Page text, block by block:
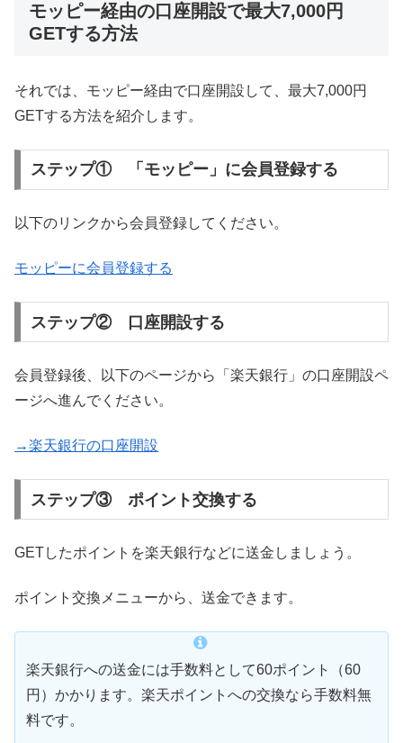
モッピー経由の口座開設で最大7,000円
GETする方法
それでは、モッピー経由で口座開設して、最大7,000円
GETする方法を紹介します。
ステップ① 「モッピー」に会員登録する
以下のリンクから会員登録してください。
モッピーに会員登録する
ステップ② 口座開設する
会員登録後、以下のページから「楽天銀行」の口座開設ペ
ージへ進んでください。
→楽天銀行の口座開設
ステップ③ ポイント交換する
GETしたポイントを楽天銀行などに送金しましょう。
ポイント交換メニューから、送金できます。
楽天銀行への送金には手数料として60ポイント（60
円）かかります。楽天ポイントへの交換なら手数料無
料です。